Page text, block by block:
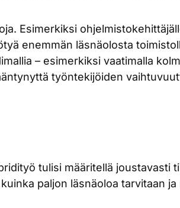
Esimerkiksi
enemmän läsnäolosta
– esimerkiksi vaatimalla
työntekijöiden
tulisi määritellä joustavasti
paljon läsnäoloa tarvitaan